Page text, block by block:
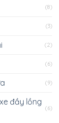
(8)
(3)
(2)
(6)
(9)
đầy lồng
(6)